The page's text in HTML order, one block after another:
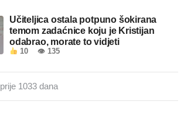
Učiteljica ostala potpuno šokirana
temom zadaćnice koju je Kristijan
odabrao, morate to vidjeti
10 👁 135
prije 1033 dana